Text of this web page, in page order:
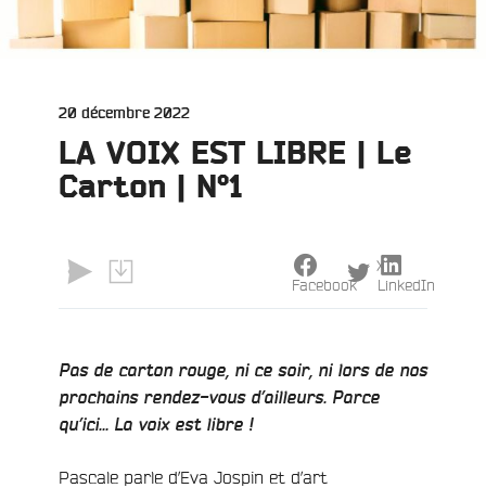
Publié
20 décembre 2022
LA VOIX EST LIBRE | Le
Carton | N°1
Pas de carton rouge, ni ce soir, ni lors de nos
prochains rendez-vous d’ailleurs. Parce
qu’ici… La voix est libre !
Pascale parle d’Eva Jospin et d’art
Facebook
X
LinkedIn